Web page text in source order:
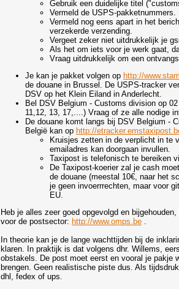
Gebruik een duidelijke titel
Vermeld de USPS-pakketnummers.
Vermeld nog eens apart in het
verzekerde verzending.
Vergeet zeker niet uitdrukkelijk je
Als het om iets voor je werk gaat,
Vraag uitdrukkelijk om een
Je kan je pakket volgen op http://
de douane in Brussel. De USPS-tracker
DSV op het Klein Eiland in Anderlecht.
Bel DSV Belgium - Customs division op
11,12, 13, 17,....) Vraag of ze alle nodige
De douane komt langs bij DSV Belgium -
België kan op http://
Kruisjes zetten in de verplicht in te
emailadres kan doorgaan invullen.
Taxipost is telefonisch te bereiken
De Taxipost-koerier zal je cash
de douane (meestal 10€, naar het
je geen invoerrrechten, maar voor
EU.
Heb je alles zeer goed opgevolgd en
voor de postsector: http://www.omps.be
In theorie kan je de lange wachttijden bij de
klaren. In praktijk is dat volgens dhr. Willems,
obstakels. De post moet eerst en vooral je pakje
brengen. Geen realistische piste dus. Als
dhl, fedex of ups.